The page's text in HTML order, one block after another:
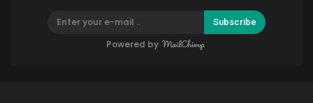
Subscribe
Powered by